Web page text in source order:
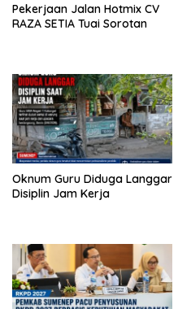
Pekerjaan Jalan Hotmix CV
RAZA SETIA Tuai Sorotan
Oknum Guru Diduga Langgar
Disiplin Jam Kerja